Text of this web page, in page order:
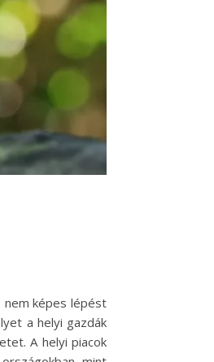
nem képes lépést
a helyi gazdák
A helyi piacok